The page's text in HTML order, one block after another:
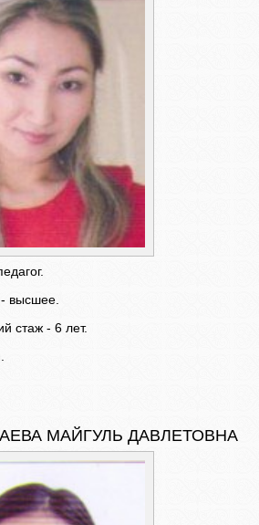
высшее.
стаж - 6 лет.
МАЙГУЛЬ ДАВЛЕТОВНА